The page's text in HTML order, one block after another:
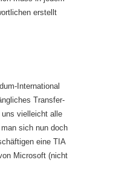
erstellt
International
Transfer-
vielleicht alle
sich nun doch
eine TIA
Microsoft (nicht